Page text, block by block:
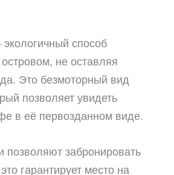
способ
не оставляя
Это безмоторный вид
позволяет увидеть
в её первозданном виде.
позволяют забронировать
гарантирует место на